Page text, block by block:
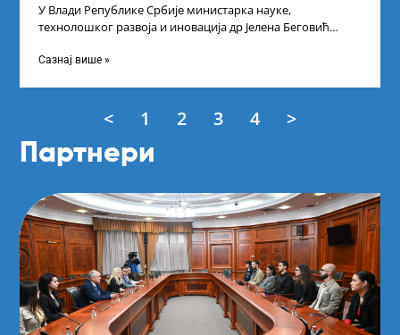
У Влади Републике Србије министарка науке,
технолошког развоја и иновација др Јелена Беговић
Сазнај више »
< 1 2 3 4 >
Партнери